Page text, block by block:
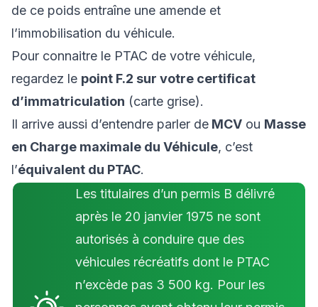
de ce poids entraîne une amende et
l’immobilisation du véhicule.
Pour connaitre le PTAC de votre véhicule,
regardez le point F.2 sur votre certificat
d’immatriculation (carte grise).
Il arrive aussi d’entendre parler de MCV ou Masse
en Charge maximale du Véhicule, c’est
l’équivalent du PTAC.
Les titulaires d’un permis B délivré
après le 20 janvier 1975 ne sont
autorisés à conduire que des
véhicules récréatifs dont le PTAC
n’excède pas 3 500 kg. Pour les